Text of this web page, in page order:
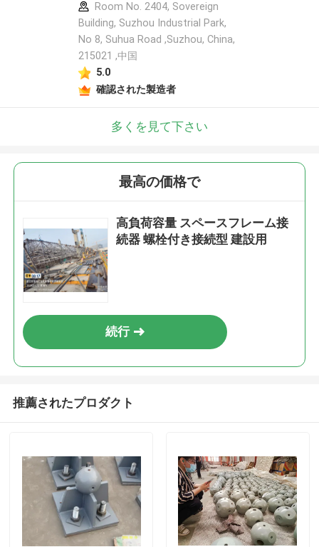
Room No. 2404, Sovereign
Building, Suzhou Industrial Park,
No 8, Suhua Road ,Suzhou, China,
215021 ,中国
5.0
確認された製造者
多くを見て下さい
最高の価格で
高負荷容量 スペースフレーム接
続器 螺栓付き接続型 建設用
続行
推薦されたプロダクト